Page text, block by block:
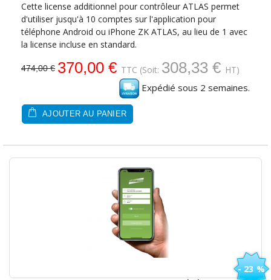
Cette license additionnel pour contrôleur ATLAS permet
d'utiliser jusqu'à 10 comptes sur l'application pour
téléphone Android ou iPhone ZK ATLAS, au lieu de 1 avec
la license incluse en standard.
474,00 € 370,00 € TTC (Soit: 308,33 € HT)
Expédié sous 2 semaines.
AJOUTER AU PANIER
- 23 %